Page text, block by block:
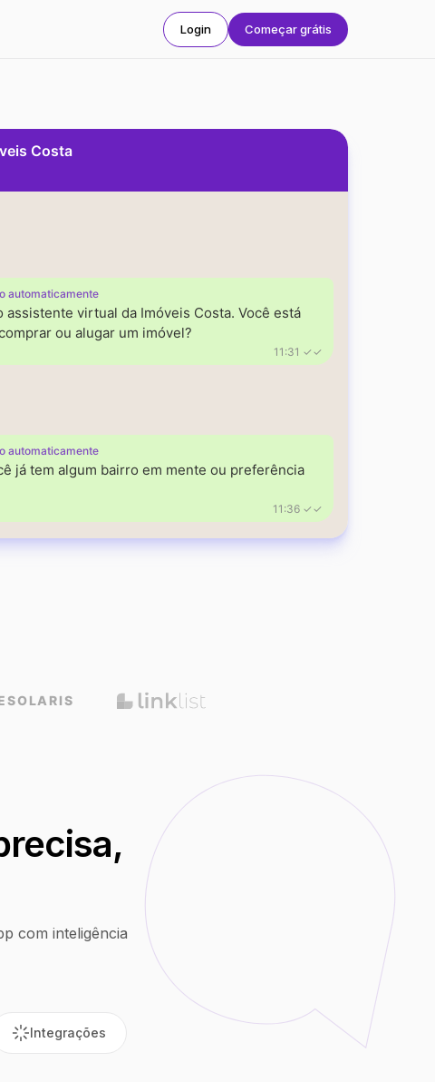
Login Começar grátis
Costa
automaticamente
assistente virtual da Imóveis Costa. Você está
ou alugar um imóvel?
11:31 ✓✓
automaticamente
já tem algum bairro em mente ou preferência
11:36 ✓✓
com inteligência
Integrações